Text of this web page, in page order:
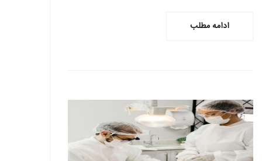
ادامه مطلب